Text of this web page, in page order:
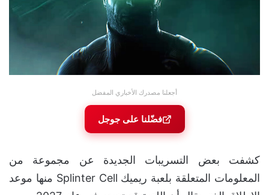
أجعلنا مصدرك الأخباري المفضل
فضّلنا على جوجل
كشفت بعض التسريبات الجديدة عن مجموعة من
المعلومات المتعلقة بلعبة ريميك Splinter Cell منها موعد